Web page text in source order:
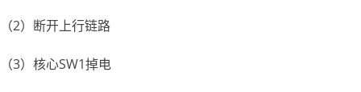
（2）断开上行链路
（3）核心SW1掉电